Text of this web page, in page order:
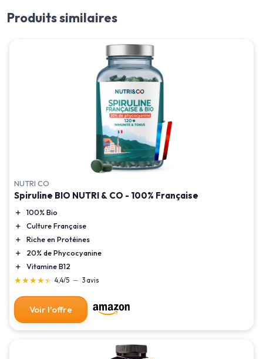
Produits similaires
NUTRI CO
Spiruline BIO NUTRI & CO - 100% Française
＋
100% Bio
＋
Culture Française
＋
Riche en Protéines
＋
20% de Phycocyanine
＋
Vitamine B12
★★★★★
★★★★★ 4,4/5 — 3 avis
Voir l'offre